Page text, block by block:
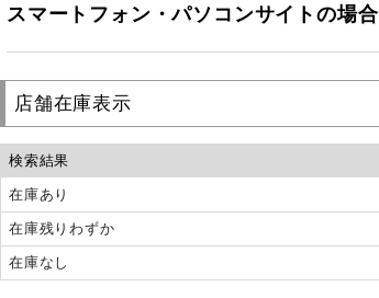
スマートフォン・パソコンサイトの場合
店舗在庫表示
検索結果
在庫あり
在庫残りわずか
在庫なし